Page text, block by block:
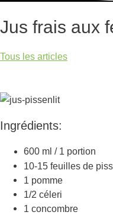
Jus frais aux
Tous les articles
Ingrédients:
600 ml / 1 portion
10-15 feuilles de
1 pomme
1/2 céleri
1 concombre